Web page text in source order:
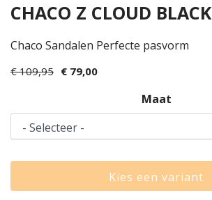
CHACO Z CLOUD BLACK
Chaco Sandalen Perfecte pasvorm
€ 109,95 € 79,00
Maat
Kies een variant